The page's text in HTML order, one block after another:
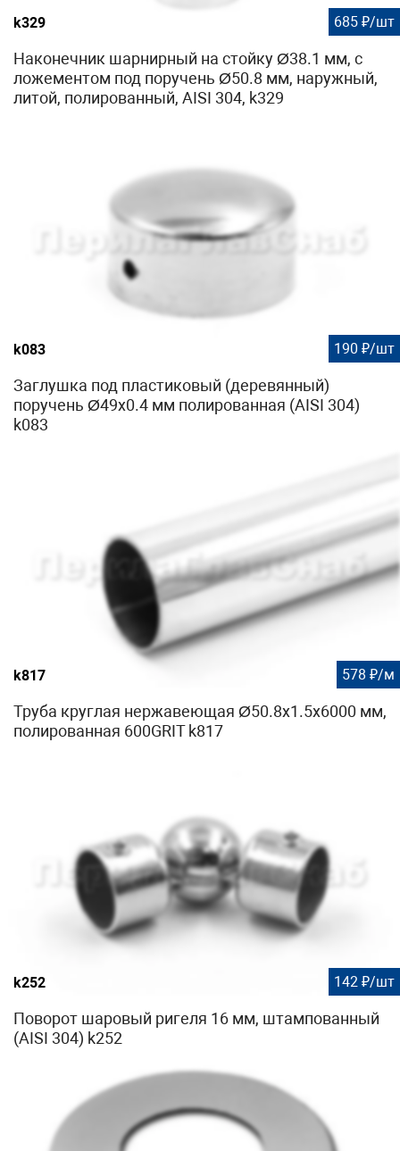
k329 685 ₽/шт
Наконечник шарнирный на стойку Ø38.1 мм, с
ложементом под поручень Ø50.8 мм, наружный,
литой, полированный, AISI 304, k329
k083 190 ₽/шт
Заглушка под пластиковый (деревянный)
поручень Ø49х0.4 мм полированная (AISI 304)
k083
k817 578 ₽/м
Труба круглая нержавеющая Ø50.8х1.5х6000 мм,
полированная 600GRIT k817
k252 142 ₽/шт
Поворот шаровый ригеля 16 мм, штампованный
(AISI 304) k252